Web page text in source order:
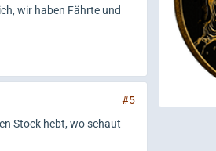
wir haben Fährte und
#5
Stock hebt, wo schaut